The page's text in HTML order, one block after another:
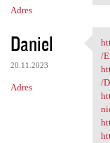
Adres
Daniel
20.11.2023
Adres
/
/